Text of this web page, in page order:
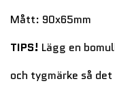
Mått: 90x65mm
TIPS! Lägg en
och tygmärke så